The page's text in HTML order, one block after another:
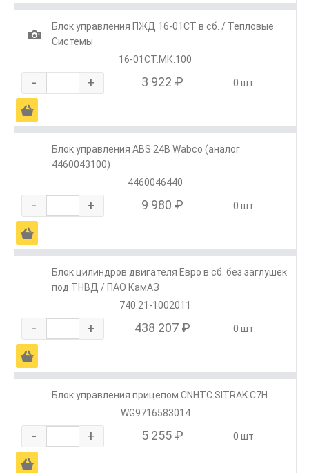
1
Блок управления ПЖД 16-01СТ в сб. / Тепловые
Системы
16-01СТ.МК.100
- + 3 922 ₽ 0 шт.
Ä
Блок управления ABS 24В Wabco (аналог
4460043100)
4460046440
- + 9 980 ₽ 0 шт.
Ä
Блок цилиндров двигателя Евро в сб. без заглушек
под ТНВД / ПАО КамАЗ
740.21-1002011
- + 438 207 ₽ 0 шт.
Ä
Блок управления прицепом CNHTC SITRAK C7H
WG9716583014
- + 5 255 ₽ 0 шт.
Ä